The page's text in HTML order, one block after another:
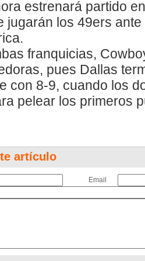
estrenará partido
jugarán los 49ers
franquicias,
pues Dallas
con 8-9, cuando los
pelear los primeros
artículo
Email